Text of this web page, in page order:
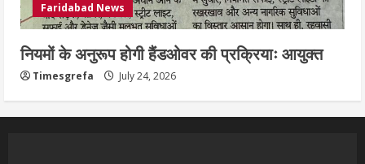
Faridabad News
नियमों के अनुरूप होगी हैंडओवर की प्रक्रियाः आयुक्त
Timesgrefa July 24, 2026